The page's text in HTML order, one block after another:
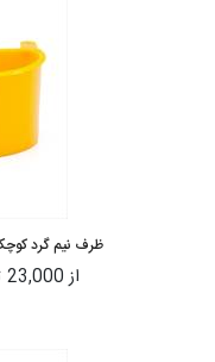
ظرف نیم گرد
از23,000 تومان